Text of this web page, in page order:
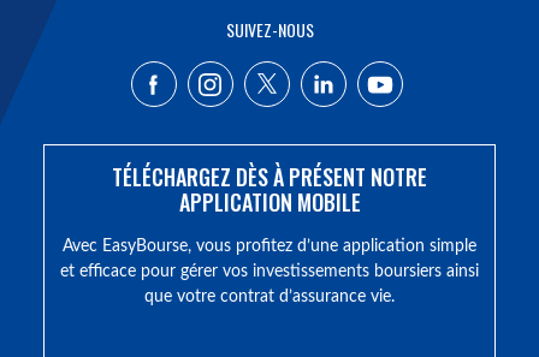
SUIVEZ-NOUS
TÉLÉCHARGEZ DÈS À PRÉSENT NOTRE
APPLICATION MOBILE
Avec EasyBourse, vous profitez d’une application simple
et efficace pour gérer vos investissements boursiers ainsi
que votre contrat d’assurance vie.